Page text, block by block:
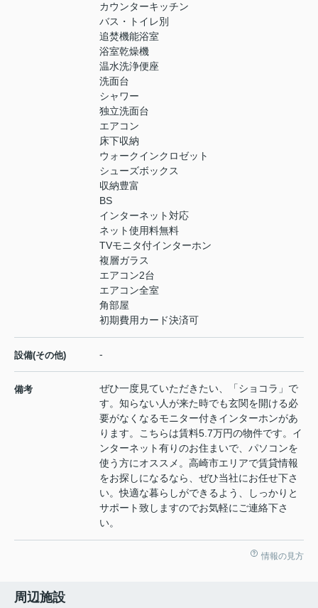
カウンターキッチン
バス・トイレ別
追焚機能浴室
浴室乾燥機
温水洗浄便座
洗面台
シャワー
独立洗面台
エアコン
床下収納
ウォークインクロゼット
シューズボックス
収納豊富
BS
インターネット対応
ネット使用料無料
TVモニタ付インターホン
複層ガラス
エアコン2台
エアコン全室
角部屋
初期費用カード決済可
設備(その他) -
備考
ぜひ一度見ていただきたい、「ショコラ」で
す。知らない人が来た時でも玄関を開ける必
要がなくなるモニター付きインターホンがあ
ります。こちらは賃料5.7万円の物件です。イ
ンターネット有りのお住まいで、パソコンを
使う方にオススメ。高崎市エリアで賃貸情報
をお探しになるなら、ぜひ当社にお任せ下さ
い。快適な暮らしができるよう、しっかりと
サポート致しますのでお気軽にご連絡下さ
い。
情報の見方
周辺施設